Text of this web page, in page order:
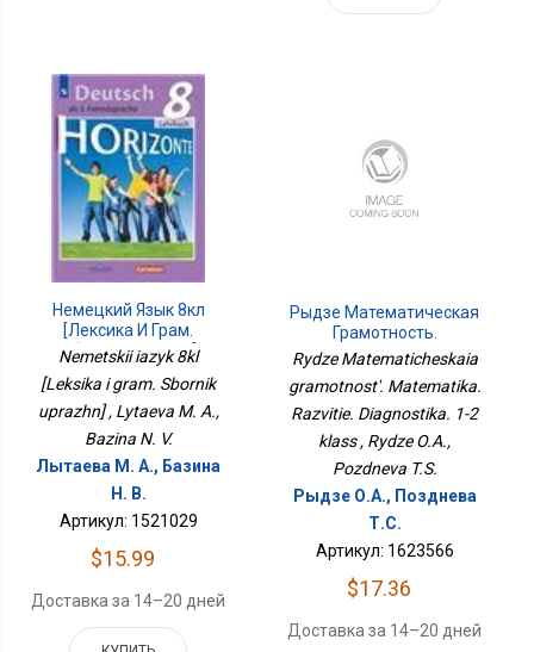
Немецкий Язык 8кл
[Лексика И Грам.
Сборник Упражн]
Nemetskii iazyk 8kl
[Leksika i gram. Sbornik
uprazhn] , Lytaeva M. A.,
Bazina N. V.
Лытаева М. А., Базина
Н. В.
Артикул: 1521029
$15.99
Доставка за 14–20 дней
Рыдзе Математическая
Грамотность.
Математика. Развитие.
Диагностика. 1-2 Класс
Rydze Matematicheskaia
gramotnost'. Matematika.
Razvitie. Diagnostika. 1-2
klass , Rydze O.A.,
Pozdneva T.S.
Рыдзе О.А., Позднева
Т.С.
Артикул: 1623566
$17.36
Доставка за 14–20 дней